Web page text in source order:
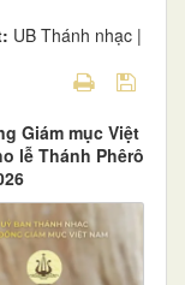
UB Thánh nhạc |
Giám mục Việt
lễ Thánh Phêrô